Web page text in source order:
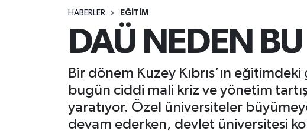
HABERLER EĞİTİM
DAÜ NEDEN
Bir dönem Kuzey Kıbrıs’ın
bugün ciddi mali kriz ve yönetim
yaratıyor. Özel üniversiteler
devam ederken, devlet üniversitesi
MAGAZİN
TEKNOLOJİ
Süper Lig Puan Durumu ve Fikstür
Tüm Manşetler
Son Dakika Haberleri
Haber Arşivi